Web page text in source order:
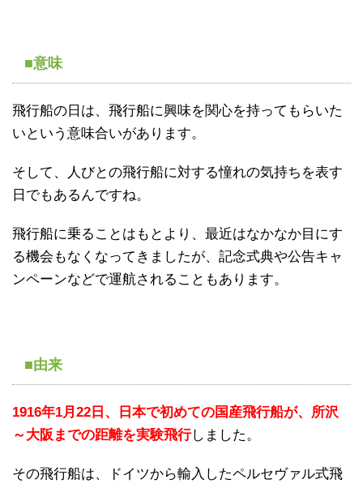
■意味
飛行船の日は、飛行船に興味を関心を持ってもらいた
いという意味合いがあります。
そして、人びとの飛行船に対する憧れの気持ちを表す
日でもあるんですね。
飛行船に乗ることはもとより、最近はなかなか目にす
る機会もなくなってきましたが、記念式典や公告キャ
ンペーンなどで運航されることもあります。
■由来
1916年1月22日、日本で初めての国産飛行船が、所沢
～大阪までの距離を実験飛行しました。
その飛行船は、ドイツから輸入したペルセヴァル式飛